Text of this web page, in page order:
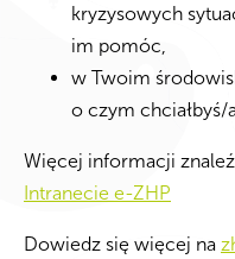
kryzysowych
im pomóc,
w Twoim
o czym
Więcej informacji
Intranecie e-ZHP
Dowiedz się więcej na